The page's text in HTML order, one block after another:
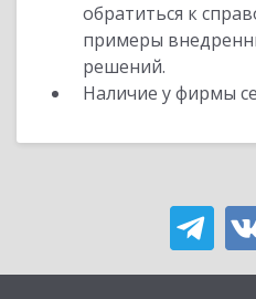
обратиться к
примеры
решений.
Наличие у фирмы